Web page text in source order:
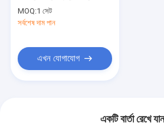
সিস্টেম
MOQ:1 সেট
সর্বশেষ দাম পান
এখন যোগাযোগ
একটি বার্তা রেখে যান